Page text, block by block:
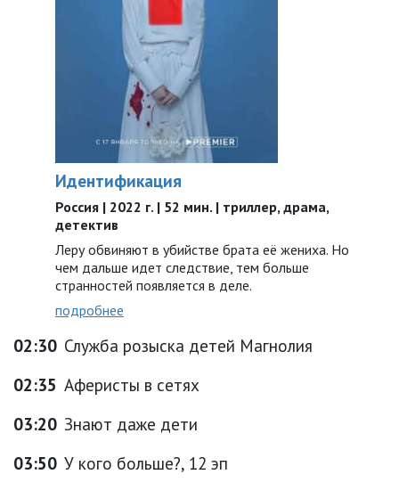
Идентификация
Россия | 2022 г. | 52 мин. | триллер, драма,
детектив
Леру обвиняют в убийстве брата её жениха. Но
чем дальше идет следствие, тем больше
странностей появляется в деле.
подробнее
02:30 Служба розыска детей Магнолия
02:35 Аферисты в сетях
03:20 Знают даже дети
03:50 У кого больше?, 12 эп